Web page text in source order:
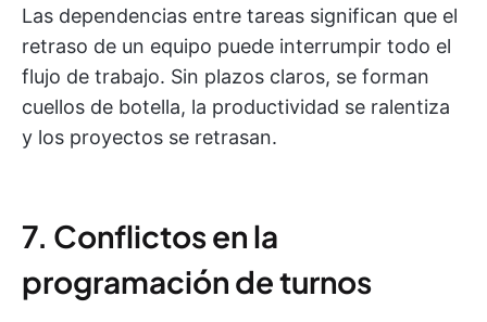
Las dependencias entre tareas significan que el
retraso de un equipo puede interrumpir todo el
flujo de trabajo. Sin plazos claros, se forman
cuellos de botella, la productividad se ralentiza
y los proyectos se retrasan.
7. Conflictos en la
programación de turnos